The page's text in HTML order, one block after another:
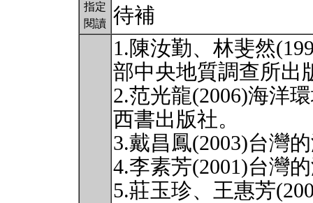
指定
閱讀 待補
1.陳汝勤、林斐然
部中央地質調查所出
2.范光龍(2006)海洋
西書出版社。
3.戴昌鳳(2003)台灣
4.李素芳(2001)台灣
5.莊玉珍、王惠芳